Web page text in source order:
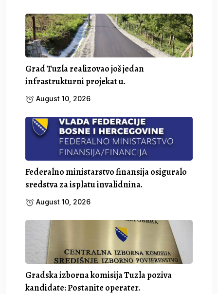
Grad Tuzla realizovao još jedan
infrastrukturni projekat u.
August 10, 2026
Federalno ministarstvo finansija osiguralo
sredstva za isplatu invalidnina.
August 10, 2026
Gradska izborna komisija Tuzla poziva
kandidate: Postanite operater.